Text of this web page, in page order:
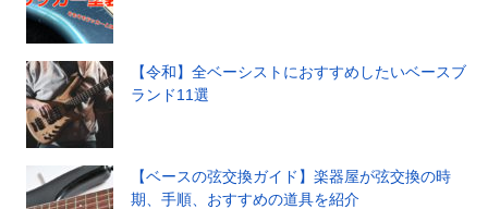
【令和】全ベーシストにおすすめしたいベースブ
ランド11選
【ベースの弦交換ガイド】楽器屋が弦交換の時
期、手順、おすすめの道具を紹介